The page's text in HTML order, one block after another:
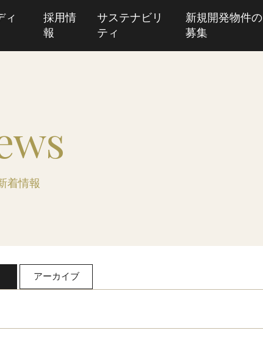
ィ
採用情
報
サステナビリ
ティ
新規開発物件の
募集
着情報
アーカイブ